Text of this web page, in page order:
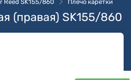
Reed SK155/860
Плечо каретки
(правая) SK155/860